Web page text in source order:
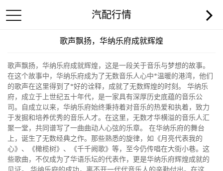
汽配行情
歌声飘扬，华纳乐府成就辉煌
歌声飘扬，华纳乐府成就辉煌，这是一段关于音乐与梦想的故事。
在这个故事中，华纳乐府成为了无数音乐人心中*温暖的港湾，他们
的歌声在这里得到了*好的诠释，成就了无数辉煌的时刻。 华纳乐
府，成立于上世纪五十年代，是一家具有深厚历史底蕴的音乐公
司。自成立以来，华纳乐府始终秉持着对音乐的热爱和执着，致力
于发掘和培养优秀的音乐人才。在这里，无数才华横溢的音乐人汇
聚一堂，共同谱写了一曲曲动人心弦的乐章。 在华纳乐府的舞台
上，诞生了无数经典之作。那些熟悉的旋律，如《月亮代表我的
心》、《橄榄树》、《千千阙歌》等，至今仍传唱在大街小巷。这
些歌曲，不仅成为了华语乐坛的代表作，更是华纳乐府辉煌成就的